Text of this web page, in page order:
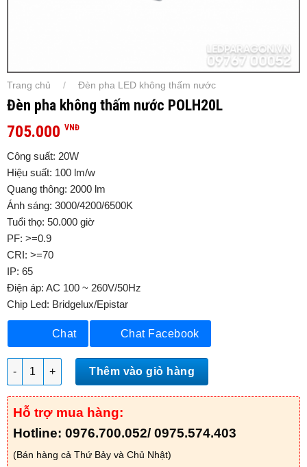
Trang chủ / Đèn pha LED không thấm nước
Đèn pha không thấm nước POLH20L
705.000 VNĐ
Công suất: 20W
Hiệu suất: 100 lm/w
Quang thông: 2000 lm
Ánh sáng: 3000/4200/6500K
Tuổi thọ: 50.000 giờ
PF: >=0.9
CRI: >=70
IP: 65
Điện áp: AC 100 ~ 260V/50Hz
Chip Led: Bridgelux/Epistar
Chat Chat Facebook
Đèn pha không thấm nước POLH20L số lượng
Thêm vào giỏ hàng
Hỗ trợ mua hàng:
Hotline: 0976.700.052/ 0975.574.403
(Bán hàng cả Thứ Bảy và Chủ Nhật)